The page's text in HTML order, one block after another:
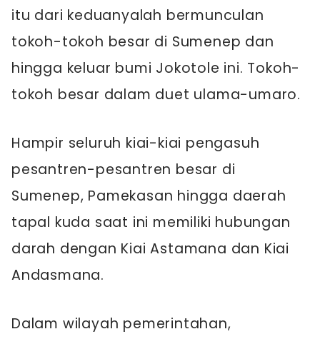
itu dari keduanyalah bermunculan
tokoh-tokoh besar di Sumenep dan
hingga keluar bumi Jokotole ini. Tokoh-
tokoh besar dalam duet ulama-umaro.
Hampir seluruh kiai-kiai pengasuh
pesantren-pesantren besar di
Sumenep, Pamekasan hingga daerah
tapal kuda saat ini memiliki hubungan
darah dengan Kiai Astamana dan Kiai
Andasmana.
Dalam wilayah pemerintahan,